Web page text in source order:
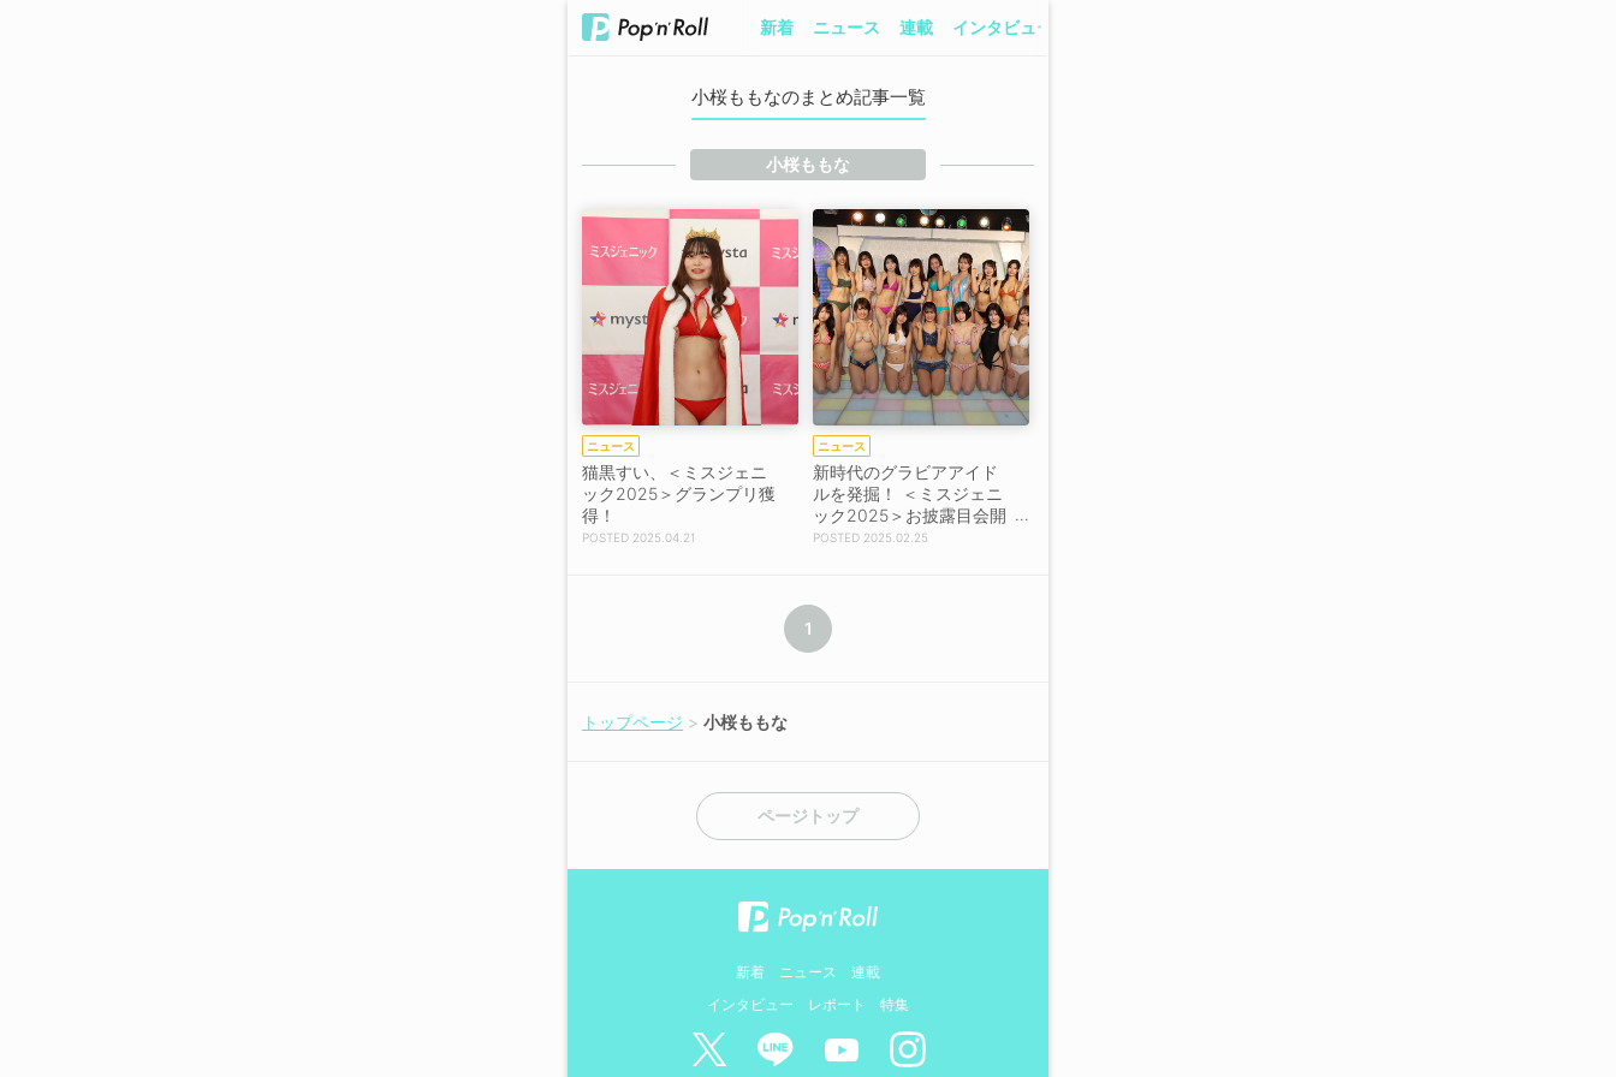
新着 ニュース 連載 インタビュー
小桜ももなのまとめ記事一覧
小桜ももな
ニュース
猫黒すい、＜ミスジェニ
ック2025＞グランプリ獲
得！
2025.04.21
ニュース
新時代のグラビアアイド
ルを発掘！ ＜ミスジェニ
ック2025＞お披露目会開
催
2025.02.25
1
トップページ 小桜ももな
ページトップ
新着 ニュース
連載
インタビュー
レポート 特集